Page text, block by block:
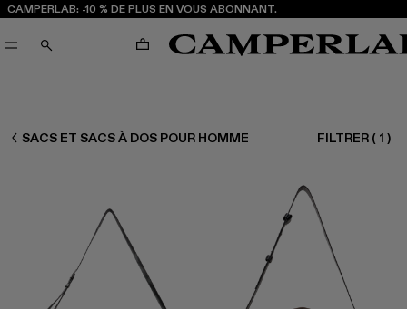
CAMPERLAB: -10 % DE PLUS EN VOUS ABONNANT.
RECHERCHE PANIER
HOMME ACCESSOIRES
SACS ET SACS À DOS POUR HOMME FILTRER ( 1 )